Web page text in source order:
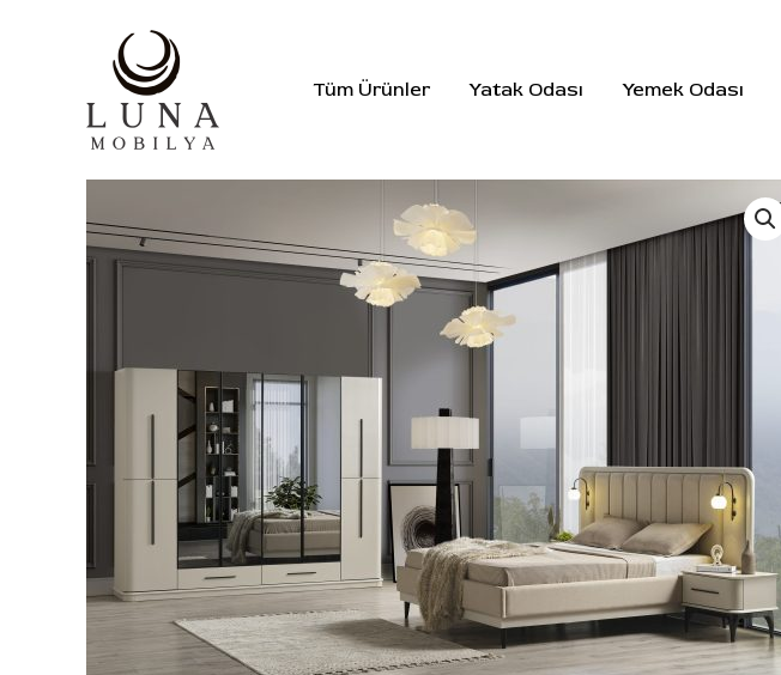
Tüm Ürünler Yatak Odası Yemek Odası